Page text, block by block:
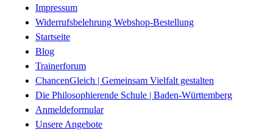
Impressum
Widerrufsbelehrung Webshop-Bestellung
Startseite
Blog
Trainerforum
ChancenGleich | Gemeinsam Vielfalt gestalten
Die Philosophierende Schule | Baden-Württemberg
Anmeldeformular
Unsere Angebote